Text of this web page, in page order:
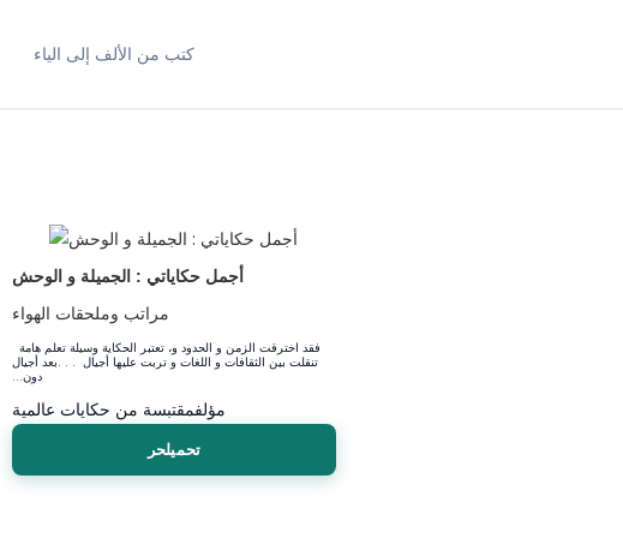
كتب من الألف إلى الياء
أجمل حكاياتي : الجميلة و الوحش
مراتب وملحقات الهواء
‬دون‭...
مؤلفمقتبسة‭ ‬من‭ ‬حكايات‭ ‬عالمية
تحميلحر